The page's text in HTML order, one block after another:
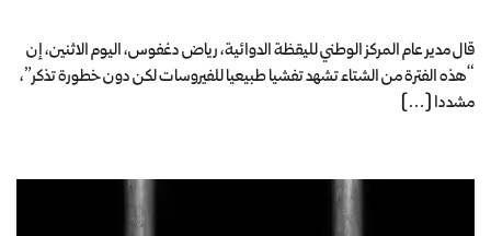
قال مدير عام المركز الوطني لليقظة الدوائية، رياض دغفوس، اليوم الاثنين، إن
“هذه الفترة من الشتاء تشهد تفشيا طبيعيا للفيروسات لكن دون خطورة تذكر”،
مشددا […]